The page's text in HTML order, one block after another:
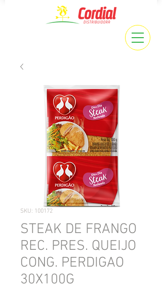
SKU: 100172
STEAK DE FRANGO
REC. PRES. QUEIJO
CONG. PERDIGAO
30X100G